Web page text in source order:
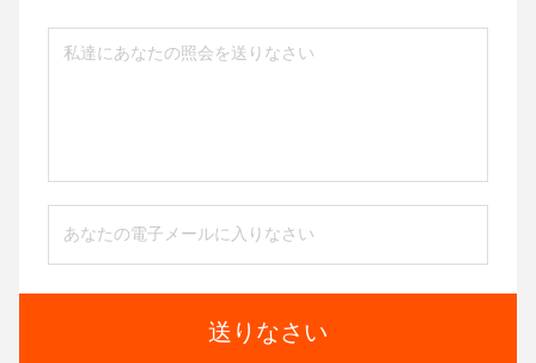
送りなさい